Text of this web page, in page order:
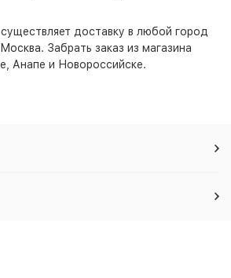
доставку в любой город
Москва. Забрать заказ из магазина
Анапе и Новороссийске.